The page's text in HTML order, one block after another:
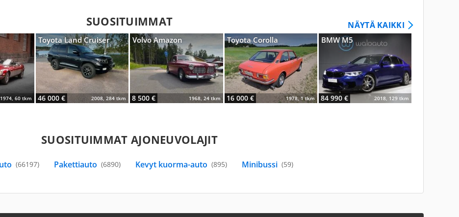
SUOSITUIMMAT NÄYTÄ KAIKKI
1974, 60 tkm
Toyota Land Cruiser
46 000 € 2008, 284 tkm
Volvo Amazon
8 500 € 1968, 24 tkm
Toyota Corolla
16 000 € 1978, 1 tkm
BMW M5
84 990 € 2018, 129 tkm
SUOSITUIMMAT AJONEUVOLAJIT
(66197) (6890) (895) (59)